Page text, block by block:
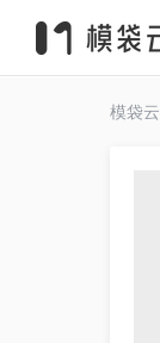
模袋云